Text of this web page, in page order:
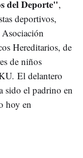
del Deporte",
deportivos,
Asociación
Hereditarios, de
de niños
El delantero
sido el padrino en
hoy en